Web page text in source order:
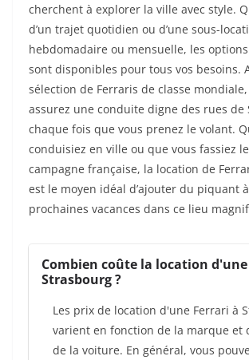
cherchent à explorer la ville avec style.
d’un trajet quotidien ou d’une sous-
hebdomadaire ou mensuelle, les
sont disponibles pour tous vos besoins.
sélection de Ferraris de classe
assurez une conduite digne des rues de
chaque fois que vous prenez le volant.
conduisiez en ville ou que vous fassiez
campagne française, la location de
est le moyen idéal d’ajouter du piquant
prochaines vacances dans ce lieu
Combien coûte la location
Strasbourg ?
Les prix de location d'une Ferrari à
varient en fonction de la marque et
de la voiture. En général, vous